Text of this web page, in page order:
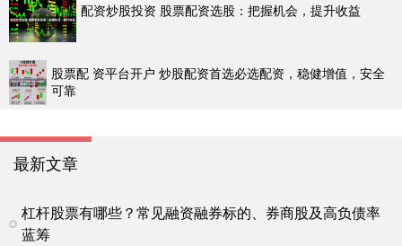
配资炒股投资 股票配资选股：把握机会，提升收益
股票配 资平台开户 炒股配资首选必选配资，稳健增值，安全
可靠
最新文章
杠杆股票有哪些？常见融资融券标的、券商股及高负债率
蓝筹